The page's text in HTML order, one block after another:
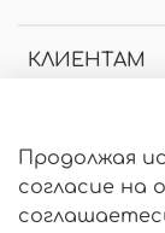
КЛИЕНТАМ
Продолжая
согласие на